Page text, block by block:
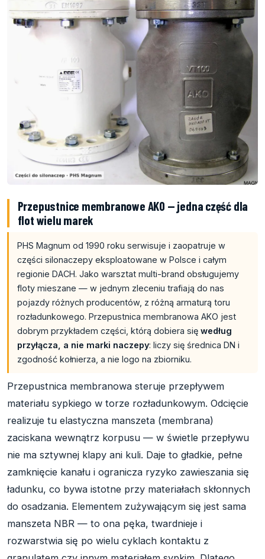
Przepustnice membranowe AKO — jedna część dla
flot wielu marek
PHS Magnum od 1990 roku serwisuje i zaopatruje w
części silonaczepy eksploatowane w Polsce i całym
regionie DACH. Jako warsztat multi-brand obsługujemy
floty mieszane — w jednym zleceniu trafiają do nas
pojazdy różnych producentów, z różną armaturą toru
rozładunkowego. Przepustnica membranowa AKO jest
dobrym przykładem części, którą dobiera się według
przyłącza, a nie marki naczepy: liczy się średnica DN i
zgodność kołnierza, a nie logo na zbiorniku.
Przepustnica membranowa steruje przepływem
materiału sypkiego w torze rozładunkowym. Odcięcie
realizuje tu elastyczna manszeta (membrana)
zaciskana wewnątrz korpusu — w świetle przepływu
nie ma sztywnej klapy ani kuli. Daje to gładkie, pełne
zamknięcie kanału i ogranicza ryzyko zawieszania się
ładunku, co bywa istotne przy materiałach skłonnych
do osadzania. Elementem zużywającym się jest sama
manszeta NBR — to ona pęka, twardnieje i
rozwarstwia się po wielu cyklach kontaktu z